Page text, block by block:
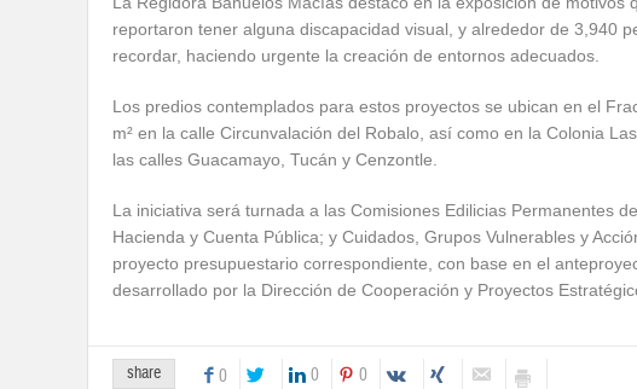
reportaron tener alguna discapacidad visual, y alrededor de 3,940
recordar, haciendo urgente la creación de entornos adecuados.
Los predios contemplados para estos proyectos se ubican en el
m² en la calle Circunvalación del Robalo, así como en la Colonia
las calles Guacamayo, Tucán y Cenzontle.
La iniciativa será turnada a las Comisiones Edilicias Permanentes
Hacienda y Cuenta Pública; y Cuidados, Grupos Vulnerables y
proyecto presupuestario correspondiente, con base en el
desarrollado por la Dirección de Cooperación y Proyectos
share 0 0 0